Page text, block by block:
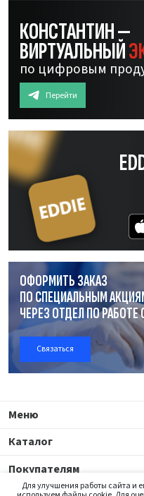
КОНСТАНТИН —
ВИРТУАЛЬНЫЙ
по цифровым
Перейти
ОФОРМИТЬ ЗАКАЗ
ПО СПЕЦИАЛЬНЫМ
ЧЕРЕЗ ОТДЕЛПО РАБОТЕ
Связаться
Меню
Каталог
Покупателям
Для улучшения работы сайта и